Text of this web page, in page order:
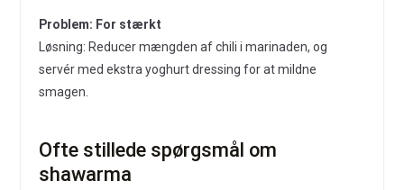
Problem: For stærkt
Løsning: Reducer mængden af chili i marinaden, og
servér med ekstra yoghurt dressing for at mildne
smagen.
Ofte stillede spørgsmål om
shawarma